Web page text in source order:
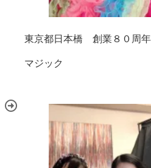
東京都日本橋 創業８０周
マジック